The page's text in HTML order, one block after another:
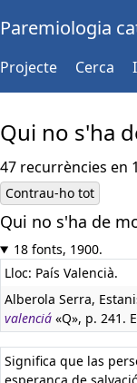
Paremiologia
Projecte Cerca
Qui no s'ha
47 recurrències en
Contrau-ho tot
Qui no s'ha de
18 fonts, 1900.
Lloc: País Valencià.
Alberola Serra,
valenciá «Q», p. 241.
Significa que las